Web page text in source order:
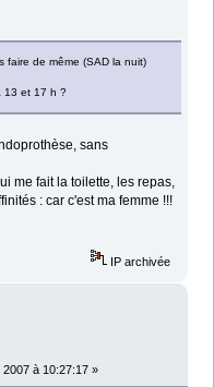
faire de même (SAD la nuit)
13 et 17 h ?
sans
me fait la toilette, les repas,
: car c'est ma femme !!!
IP archivée
2007 à 10:27:17 »